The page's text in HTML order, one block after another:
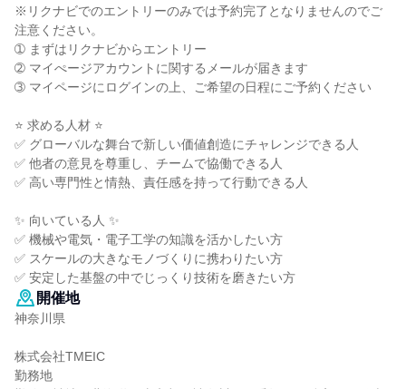
※リクナビでのエントリーのみでは予約完了となりませんのでご
注意ください。
➀ まずはリクナビからエントリー
➁ マイぺージアカウントに関するメールが届きます
➂ マイページにログインの上、ご希望の日程にご予約ください
⭐ 求める人材 ⭐
✅ グローバルな舞台で新しい価値創造にチャレンジできる人
✅ 他者の意見を尊重し、チームで協働できる人
✅ 高い専門性と情熱、責任感を持って行動できる人
✨ 向いている人 ✨
✅ 機械や電気・電子工学の知識を活かしたい方
✅ スケールの大きなモノづくりに携わりたい方
✅ 安定した基盤の中でじっくり技術を磨きたい方
開催地
神奈川県
株式会社TMEIC
勤務地